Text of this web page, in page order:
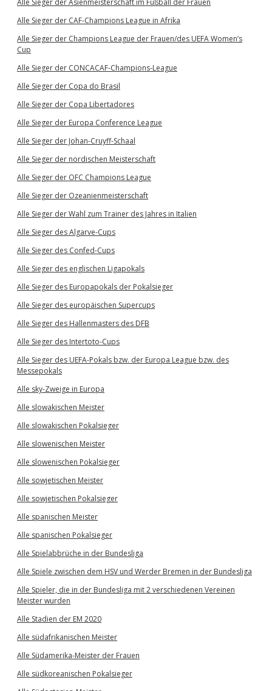
Alle Sieger der Asienmeisterschaft im Fußball der Frauen
Alle Sieger der CAF-Champions League in Afrika
Alle Sieger der Champions League der Frauen/des UEFA Women’s
Cup
Alle Sieger der CONCACAF-Champions-League
Alle Sieger der Copa do Brasil
Alle Sieger der Copa Libertadores
Alle Sieger der Europa Conference League
Alle Sieger der Johan-Cruyff-Schaal
Alle Sieger der nordischen Meisterschaft
Alle Sieger der OFC Champions League
Alle Sieger der Ozeanienmeisterschaft
Alle Sieger der Wahl zum Trainer des Jahres in Italien
Alle Sieger des Algarve-Cups
Alle Sieger des Confed-Cups
Alle Sieger des englischen Ligapokals
Alle Sieger des Europapokals der Pokalsieger
Alle Sieger des europäischen Supercups
Alle Sieger des Hallenmasters des DFB
Alle Sieger des Intertoto-Cups
Alle Sieger des UEFA-Pokals bzw. der Europa League bzw. des
Messepokals
Alle sky-Zweige in Europa
Alle slowakischen Meister
Alle slowakischen Pokalsieger
Alle slowenischen Meister
Alle slowenischen Pokalsieger
Alle sowjetischen Meister
Alle sowjetischen Pokalsieger
Alle spanischen Meister
Alle spanischen Pokalsieger
Alle Spielabbrüche in der Bundesliga
Alle Spiele zwischen dem HSV und Werder Bremen in der Bundesliga
Alle Spieler, die in der Bundesliga mit 2 verschiedenen Vereinen
Meister wurden
Alle Stadien der EM 2020
Alle südafrikanischen Meister
Alle Südamerika-Meister der Frauen
Alle südkoreanischen Pokalsieger